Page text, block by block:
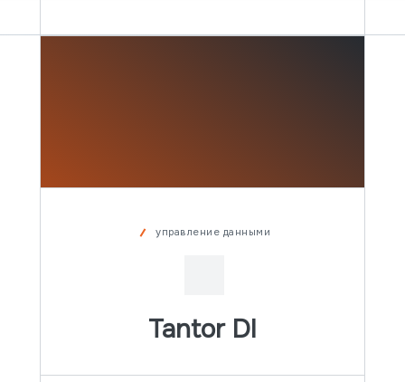
Tantor DI
управление данными